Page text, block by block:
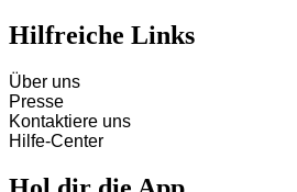
Hilfreiche Links
Über uns
Presse
Kontaktiere uns
Hilfe-Center